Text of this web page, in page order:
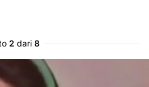
2 dari 8